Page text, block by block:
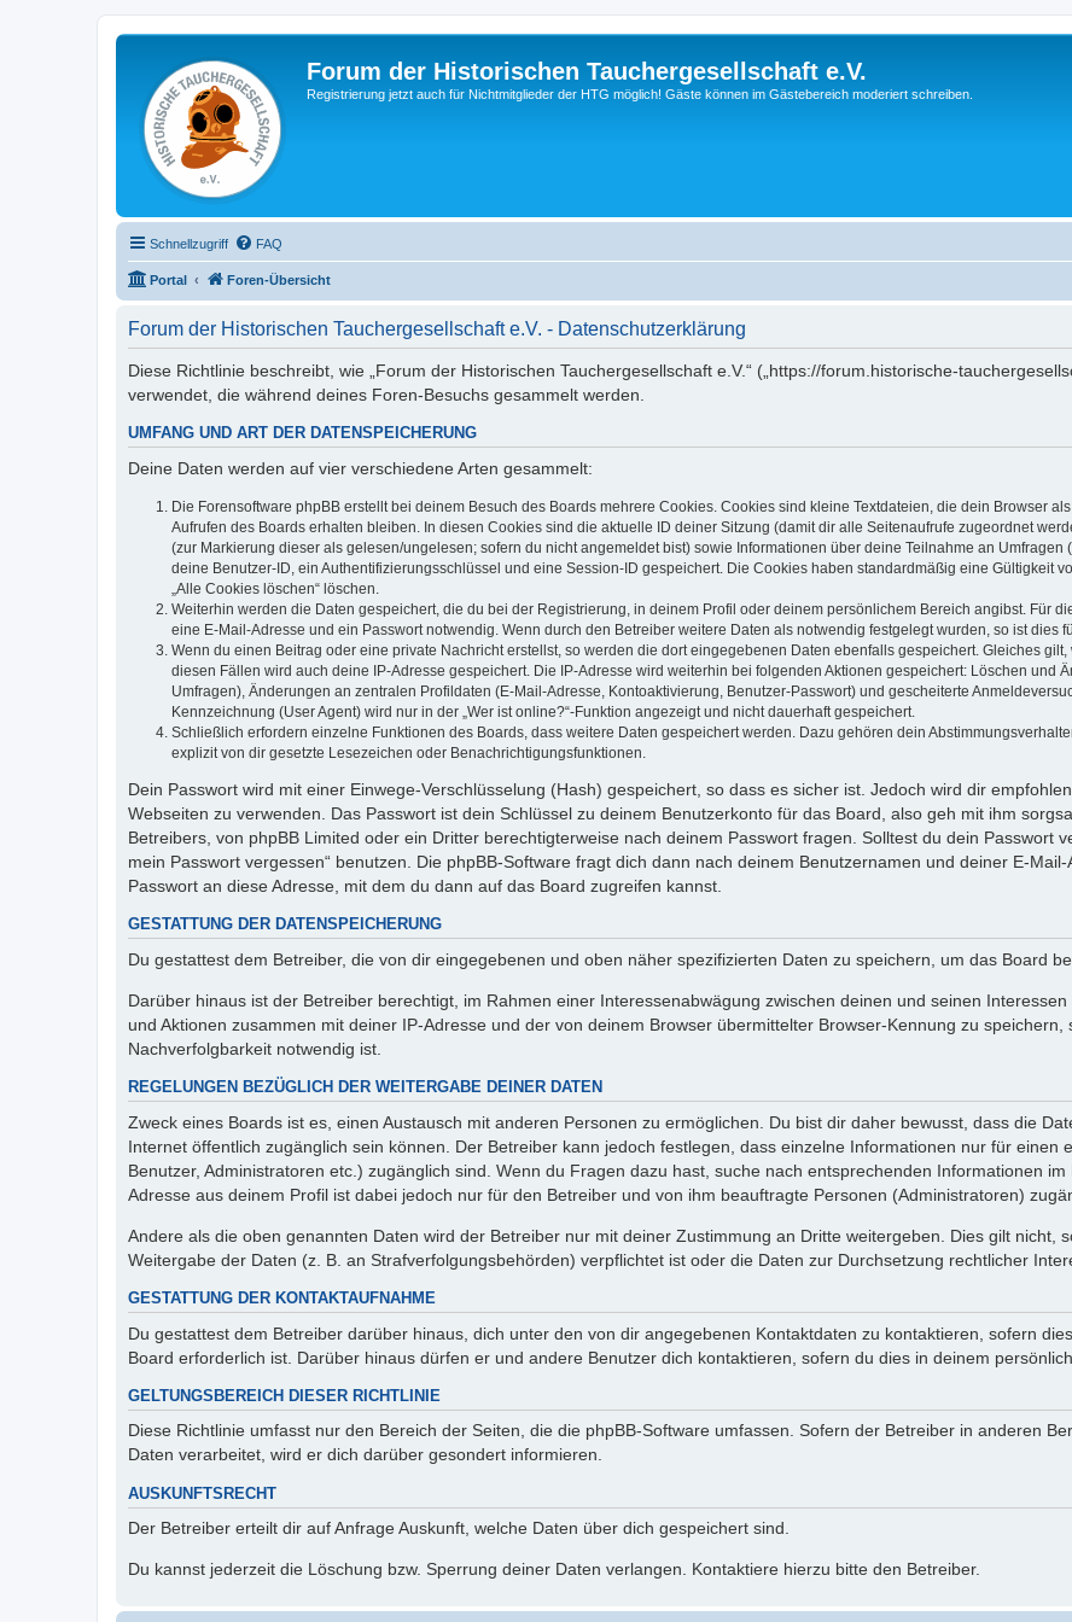
Forum der Historischen Tauchergesellschaft e.V.
Registrierung jetzt auch für Nichtmitglieder der HTG möglich! Gäste können im Gästebereich moderiert schreiben.
Schnellzugriff FAQ
Portal Foren-Übersicht
Forum der Historischen Tauchergesellschaft e.V. - Datenschutzerklärung
Diese Richtlinie beschreibt, wie „Forum der Historischen Tauchergesellschaft e.V.“ („https://forum.historische-
verwendet, die während deines Foren-Besuchs gesammelt werden.
UMFANG UND ART DER DATENSPEICHERUNG
Deine Daten werden auf vier verschiedene Arten gesammelt:
Die Forensoftware phpBB erstellt bei deinem Besuch des Boards mehrere Cookies. Cookies sind kleine Textdateien, die dein Browser
Aufrufen des Boards erhalten bleiben. In diesen Cookies sind die aktuelle ID deiner Sitzung (damit dir alle Seitenaufrufe zugeordnet
(zur Markierung dieser als gelesen/ungelesen; sofern du nicht angemeldet bist) sowie Informationen über deine Teilnahme an
deine Benutzer-ID, ein Authentifizierungsschlüssel und eine Session-ID gespeichert. Die Cookies haben standardmäßig eine Gültigkeit
„Alle Cookies löschen“ löschen.
Weiterhin werden die Daten gespeichert, die du bei der Registrierung, in deinem Profil oder deinem persönlichem Bereich angibst. Für
eine E-Mail-Adresse und ein Passwort notwendig. Wenn durch den Betreiber weitere Daten als notwendig festgelegt wurden, so ist dies
Wenn du einen Beitrag oder eine private Nachricht erstellst, so werden die dort eingegebenen Daten ebenfalls gespeichert. Gleiches
diesen Fällen wird auch deine IP-Adresse gespeichert. Die IP-Adresse wird weiterhin bei folgenden Aktionen gespeichert: Löschen und
Umfragen), Änderungen an zentralen Profildaten (E-Mail-Adresse, Kontoaktivierung, Benutzer-Passwort) und gescheiterte
Kennzeichnung (User Agent) wird nur in der „Wer ist online?“-Funktion angezeigt und nicht dauerhaft gespeichert.
Schließlich erfordern einzelne Funktionen des Boards, dass weitere Daten gespeichert werden. Dazu gehören dein
explizit von dir gesetzte Lesezeichen oder Benachrichtigungsfunktionen.
Dein Passwort wird mit einer Einwege-Verschlüsselung (Hash) gespeichert, so dass es sicher ist. Jedoch wird dir
Webseiten zu verwenden. Das Passwort ist dein Schlüssel zu deinem Benutzerkonto für das Board, also geh mit ihm
Betreibers, von phpBB Limited oder ein Dritter berechtigterweise nach deinem Passwort fragen. Solltest du dein Passwort
mein Passwort vergessen“ benutzen. Die phpBB-Software fragt dich dann nach deinem Benutzernamen und deiner E-
Passwort an diese Adresse, mit dem du dann auf das Board zugreifen kannst.
GESTATTUNG DER DATENSPEICHERUNG
Du gestattest dem Betreiber, die von dir eingegebenen und oben näher spezifizierten Daten zu speichern, um das Board
Darüber hinaus ist der Betreiber berechtigt, im Rahmen einer Interessenabwägung zwischen deinen und seinen
und Aktionen zusammen mit deiner IP-Adresse und der von deinem Browser übermittelter Browser-Kennung zu
Nachverfolgbarkeit notwendig ist.
REGELUNGEN BEZÜGLICH DER WEITERGABE DEINER DATEN
Zweck eines Boards ist es, einen Austausch mit anderen Personen zu ermöglichen. Du bist dir daher bewusst, dass die
Internet öffentlich zugänglich sein können. Der Betreiber kann jedoch festlegen, dass einzelne Informationen nur für
Benutzer, Administratoren etc.) zugänglich sind. Wenn du Fragen dazu hast, suche nach entsprechenden Informationen
Adresse aus deinem Profil ist dabei jedoch nur für den Betreiber und von ihm beauftragte Personen (Administratoren)
Andere als die oben genannten Daten wird der Betreiber nur mit deiner Zustimmung an Dritte weitergeben. Dies gilt nicht,
Weitergabe der Daten (z. B. an Strafverfolgungsbehörden) verpflichtet ist oder die Daten zur Durchsetzung rechtlicher
GESTATTUNG DER KONTAKTAUFNAHME
Du gestattest dem Betreiber darüber hinaus, dich unter den von dir angegebenen Kontaktdaten zu kontaktieren, sofern
Board erforderlich ist. Darüber hinaus dürfen er und andere Benutzer dich kontaktieren, sofern du dies in deinem
GELTUNGSBEREICH DIESER RICHTLINIE
Diese Richtlinie umfasst nur den Bereich der Seiten, die die phpBB-Software umfassen. Sofern der Betreiber in anderen
Daten verarbeitet, wird er dich darüber gesondert informieren.
AUSKUNFTSRECHT
Der Betreiber erteilt dir auf Anfrage Auskunft, welche Daten über dich gespeichert sind.
Du kannst jederzeit die Löschung bzw. Sperrung deiner Daten verlangen. Kontaktiere hierzu bitte den Betreiber.